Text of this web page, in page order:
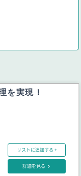
を実現！
リストに追加する +
詳細を見る